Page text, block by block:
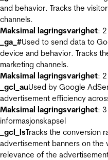
and behavior. Tracks the
channels.
Maksimal lagringsvarighet:
_ga_#Used to send data to
device and behavior. Tracks
marketing channels.
Maksimal lagringsvarighet:
_gcl_auUsed by Google
advertisement efficiency
Maksimal lagringsvarighet:
informasjonskapsel
_gcl_lsTracks the conversion
advertisement banners on the
relevance of the